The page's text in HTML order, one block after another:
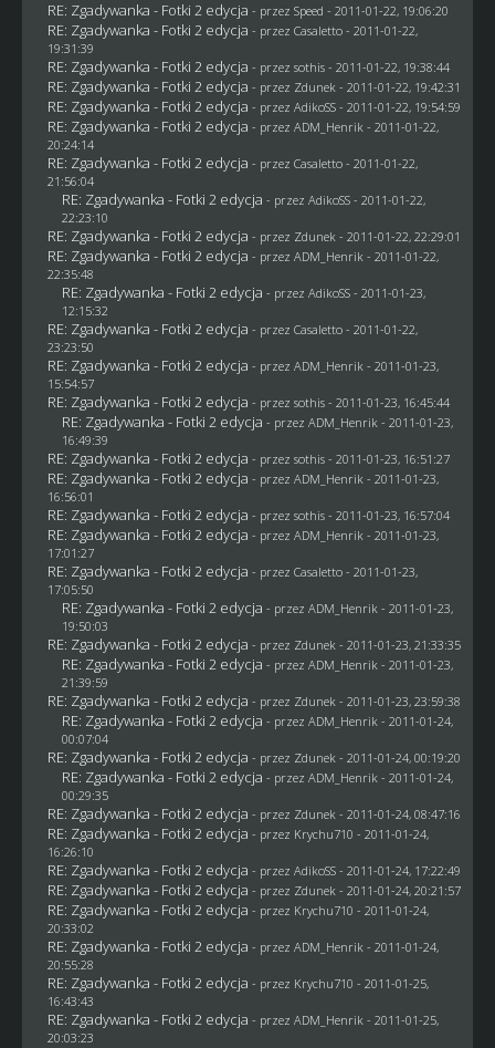
RE: Zgadywanka - Fotki 2 edycja - przez Speed - 2011-01-22, 19:06:20
RE: Zgadywanka - Fotki 2 edycja - przez Casaletto- 2011-01-22,
19:31:39
RE: Zgadywanka - Fotki 2 edycja - przez sothis- 2011-01-22, 19:38:44
RE: Zgadywanka - Fotki 2 edycja - przez Zdunek - 2011-01-22, 19:42:31
RE: Zgadywanka - Fotki 2 edycja - przez AdikoSS - 2011-01-22, 19:54:59
RE: Zgadywanka - Fotki 2 edycja - przez ADM_Henrik - 2011-01-22,
20:24:14
RE: Zgadywanka - Fotki 2 edycja - przez Casaletto- 2011-01-22,
21:56:04
RE: Zgadywanka - Fotki 2 edycja - przez AdikoSS - 2011-01-22,
22:23:10
RE: Zgadywanka - Fotki 2 edycja - przez Zdunek - 2011-01-22, 22:29:01
RE: Zgadywanka - Fotki 2 edycja - przez ADM_Henrik - 2011-01-22,
22:35:48
RE: Zgadywanka - Fotki 2 edycja - przez AdikoSS - 2011-01-23,
12:15:32
RE: Zgadywanka - Fotki 2 edycja - przez Casaletto- 2011-01-22,
23:23:50
RE: Zgadywanka - Fotki 2 edycja - przez ADM_Henrik - 2011-01-23,
15:54:57
RE: Zgadywanka - Fotki 2 edycja - przez sothis- 2011-01-23, 16:45:44
RE: Zgadywanka - Fotki 2 edycja - przez ADM_Henrik - 2011-01-23,
16:49:39
RE: Zgadywanka - Fotki 2 edycja - przez sothis- 2011-01-23, 16:51:27
RE: Zgadywanka - Fotki 2 edycja - przez ADM_Henrik - 2011-01-23,
16:56:01
RE: Zgadywanka - Fotki 2 edycja - przez sothis- 2011-01-23, 16:57:04
RE: Zgadywanka - Fotki 2 edycja - przez ADM_Henrik - 2011-01-23,
17:01:27
RE: Zgadywanka - Fotki 2 edycja - przez Casaletto- 2011-01-23,
17:05:50
RE: Zgadywanka - Fotki 2 edycja - przez ADM_Henrik - 2011-01-23,
19:50:03
RE: Zgadywanka - Fotki 2 edycja - przez Zdunek - 2011-01-23, 21:33:35
RE: Zgadywanka - Fotki 2 edycja - przez ADM_Henrik - 2011-01-23,
21:39:59
RE: Zgadywanka - Fotki 2 edycja - przez Zdunek - 2011-01-23, 23:59:38
RE: Zgadywanka - Fotki 2 edycja - przez ADM_Henrik - 2011-01-24,
00:07:04
RE: Zgadywanka - Fotki 2 edycja - przez Zdunek - 2011-01-24, 00:19:20
RE: Zgadywanka - Fotki 2 edycja - przez ADM_Henrik - 2011-01-24,
00:29:35
RE: Zgadywanka - Fotki 2 edycja - przez Zdunek - 2011-01-24, 08:47:16
RE: Zgadywanka - Fotki 2 edycja - przez Krychu710 - 2011-01-24,
16:26:10
RE: Zgadywanka - Fotki 2 edycja - przez AdikoSS - 2011-01-24, 17:22:49
RE: Zgadywanka - Fotki 2 edycja - przez Zdunek - 2011-01-24, 20:21:57
RE: Zgadywanka - Fotki 2 edycja - przez Krychu710 - 2011-01-24,
20:33:02
RE: Zgadywanka - Fotki 2 edycja - przez ADM_Henrik - 2011-01-24,
20:55:28
RE: Zgadywanka - Fotki 2 edycja - przez Krychu710 - 2011-01-25,
16:43:43
RE: Zgadywanka - Fotki 2 edycja - przez ADM_Henrik - 2011-01-25,
20:03:23